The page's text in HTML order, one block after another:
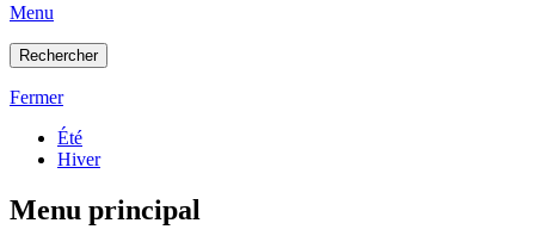
Menu
Rechercher
Fermer
Été
Hiver
Menu principal